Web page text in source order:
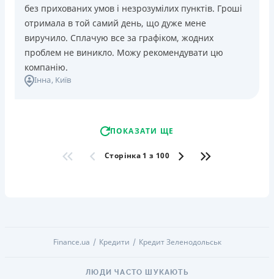
без прихованих умов і незрозумілих пунктів. Гроші
отримала в той самий день, що дуже мене
виручило. Сплачую все за графіком, жодних
проблем не виникло. Можу рекомендувати цю
компанію.
Інна, Київ
ПОКАЗАТИ ЩЕ
Сторінка 1 з 100
Finance.ua Кредити Кредит Зеленодольськ
ЛЮДИ ЧАСТО ШУКАЮТЬ